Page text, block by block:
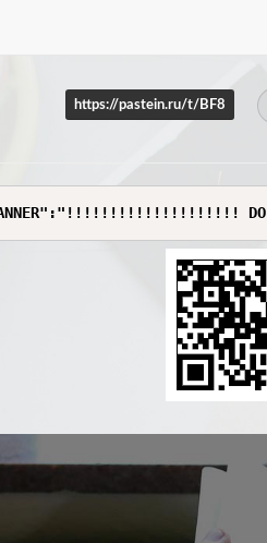
https://pastein.ru/t/BF8
DO NOT